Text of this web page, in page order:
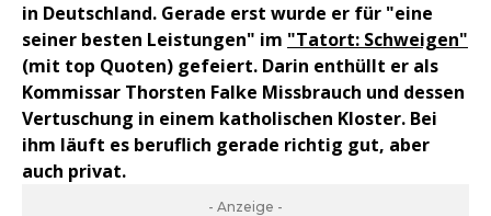
in Deutschland. Gerade erst wurde er für "eine
seiner besten Leistungen" im "Tatort: Schweigen"
(mit top Quoten) gefeiert. Darin enthüllt er als
Kommissar Thorsten Falke Missbrauch und dessen
Vertuschung in einem katholischen Kloster. Bei
ihm läuft es beruflich gerade richtig gut, aber
auch privat.
- Anzeige -